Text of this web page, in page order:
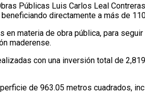
Públicas Luis Carlos Leal
directamente a más de
materia de obra pública, para
maderense.
con una inversión total de
de 963.05 metros cuadrados,